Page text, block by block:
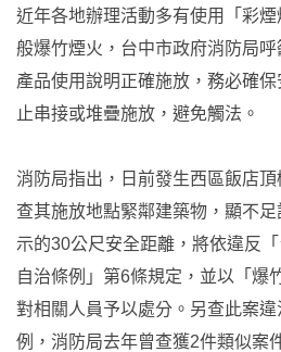
近年各地辦理活動多有使用「彩
般爆竹煙火，台中市政府消防局
產品使用說明正確施放，務必確
止串接或堆疊施放，避免觸法。
消防局指出，日前發生西區飯店
查其施放地點緊鄰建築物，顯不
示的30公尺安全距離，將依違反
自治條例」第6條規定，並以「爆
對相關人員予以處分。另查此案
例，消防局去年曾查獲2件類似案